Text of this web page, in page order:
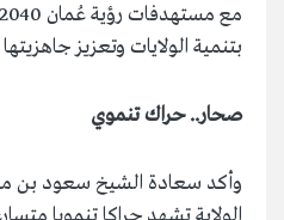
بتنمية الولايات وتعزيز جاهزيتها
صحار.. حراك تنموي
وأكد سعادة الشيخ سعود بن